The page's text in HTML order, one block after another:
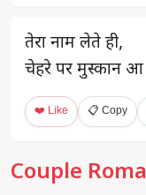
तेरा नाम लेते ही,
चेहरे पर मुस्कान आ
❤️ Like 📋 Copy
Couple